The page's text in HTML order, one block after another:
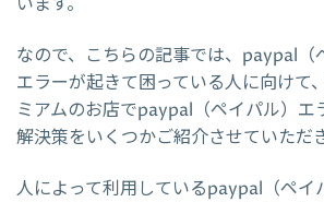
なので、こちらの記事では、paypal（
エラーが起きて困っている人に向けて
ミアムのお店でpaypal（ペイパル）エ
解決策をいくつかご紹介させていただ
人によって利用しているpaypal（ペイ